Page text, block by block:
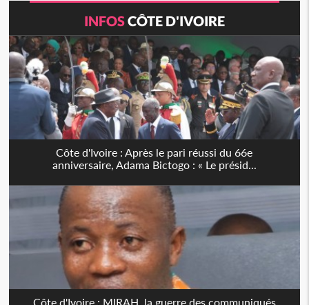
INFOSCÔTE D'IVOIRE
Côte d'Ivoire : Après le pari réussi du 66e
anniversaire, Adama Bictogo : « Le présid...
Côte d'Ivoire : MIRAH, la guerre des communiqués